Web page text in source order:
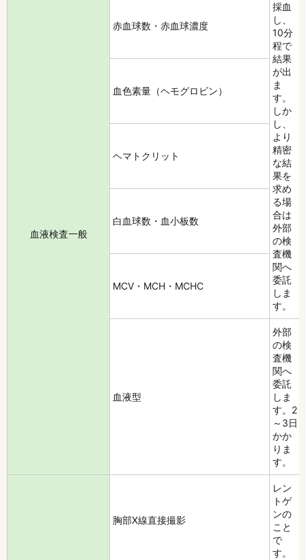
血液検査一般
赤血球数・赤血球濃度
採血
し、
10分
程で
結果
が出
ま
す。
しか
し、
より
精密
な結
果を
求め
る場
合は
外部
の検
査機
関へ
委託
しま
す。
血色素量（ヘモグロビン）
ヘマトクリット
白血球数・血小板数
MCV・MCH・MCHC
血液型
外部
の検
査機
関へ
委託
しま
す。2
～3日
かか
りま
す。
胸部X線直接撮影
レン
トゲ
ンの
こと
で
す。